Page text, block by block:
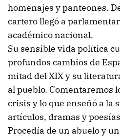
homenajes y panteones.
cartero llegó a
académico nacional.
Su sensible vida política
profundos cambios de
mitad del XIX y su
al pueblo. Comentaremos
crisis y lo que enseñó a la
artículos, dramas y
Procedía de un abuelo y